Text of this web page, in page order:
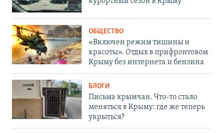
ОБЩЕСТВО
«Включен режим тишины и
красоты». Отдых в прифронтовом
Крыму без интернета и бензина
БЛОГИ
Письма крымчан. Что-то стало
меняться в Крыму: где же теперь
укрыться?